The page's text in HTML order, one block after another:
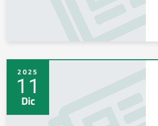
2025
11
Dic